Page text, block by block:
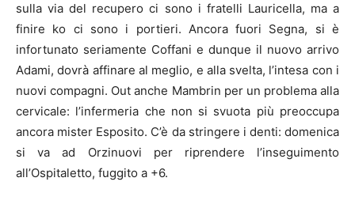
sulla via del recupero ci sono i fratelli Lauricella, ma a
finire ko ci sono i portieri. Ancora fuori Segna, si è
infortunato seriamente Coffani e dunque il nuovo arrivo
Adami, dovrà affinare al meglio, e alla svelta, l’intesa con i
nuovi compagni. Out anche Mambrin per un problema alla
cervicale: l’infermeria che non si svuota più preoccupa
ancora mister Esposito. C’è da stringere i denti: domenica
si va ad Orzinuovi per riprendere l’inseguimento
all’Ospitaletto, fuggito a +6.